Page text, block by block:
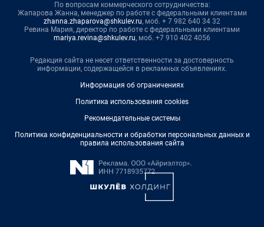
По вопросам коммерческого сотрудничества:
Жапарова Жанна, менеджер по работе с федеральными клиентами
zhanna.zhaparova@shkulev.ru, моб. + 7 982 640 34 32
Ревина Мария, директор по работе с федеральными клиентами
mariya.revina@shkulev.ru, моб. +7 910 402 4056
Редакция сайта не несет ответственности за достоверность
информации, содержащейся в рекламных объявлениях.
Информация об ограничениях
Политика использования cookies
Рекомендательные системы
Политика конфиденциальности и обработки персональных данных и
правила использования сайта